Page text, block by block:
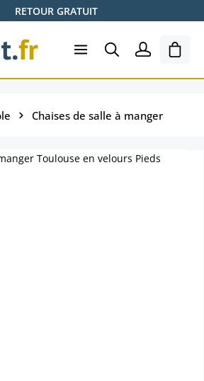
RETOUR GRATUIT
Le
Chaises de salle à manger